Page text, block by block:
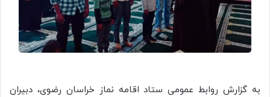
به گزارش روابط عمومی ستاد اقامه نماز خراسان رضوی، دبیران